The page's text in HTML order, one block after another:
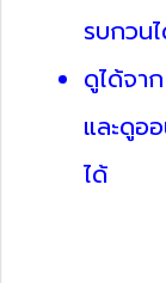
รบกวน
ดูได้จา
และดูอ
ได้